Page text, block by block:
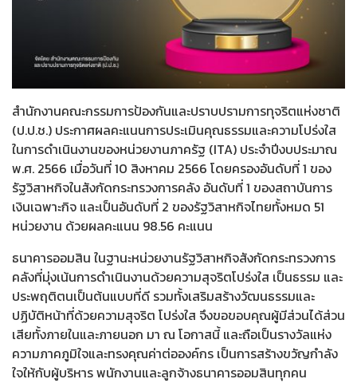
สำนักงานคณะกรรมการป้องกันและปราบปรามการทุจริตแห่งชาติ
(ป.ป.ช.) ประกาศผลคะแนนการประเมินคุณธรรมและความโปร่งใส
ในการดำเนินงานของหน่วยงานภาครัฐ (ITA) ประจำปีงบประมาณ
พ.ศ. 2566 เมื่อวันที่ 10 สิงหาคม 2566 โดยครองอันดับที่ 1 ของ
รัฐวิสาหกิจในสังกัดกระทรวงการคลัง อันดับที่ 1 ของสถาบันการ
เงินเฉพาะกิจ และเป็นอันดับที่ 2 ของรัฐวิสาหกิจไทยทั้งหมด 51
หน่วยงาน ด้วยผลคะแนน 98.56 คะแนน
ธนาคารออมสิน ในฐานะหน่วยงานรัฐวิสาหกิจสังกัดกระทรวงการ
คลังที่มุ่งเน้นการดำเนินงานด้วยความสุจริตโปร่งใส เป็นธรรม และ
ประพฤติตนเป็นต้นแบบที่ดี รวมทั้งเสริมสร้างวัฒนธรรมและ
ปฏิบัติหน้าที่ด้วยความสุจริต โปร่งใส จึงขอขอบคุณผู้มีส่วนได้ส่วน
เสียทั้งภายในและภายนอก มา ณ โอกาสนี้ และถือเป็นรางวัลแห่ง
ความภาคภูมิใจและทรงคุณค่าต่อองค์กร เป็นการสร้างขวัญกำลัง
ใจให้กับผู้บริหาร พนักงานและลูกจ้างธนาคารออมสินทุกคน